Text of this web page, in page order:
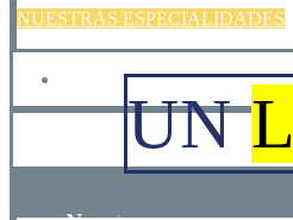
NUESTRAS ESPECIALIDADES
UN